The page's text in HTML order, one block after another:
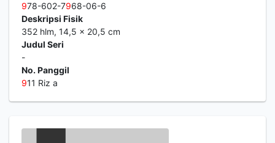
978-602-7968-06-6
Deskripsi Fisik
352 hlm, 14,5 x 20,5 cm
Judul Seri
-
No. Panggil
911 Riz a